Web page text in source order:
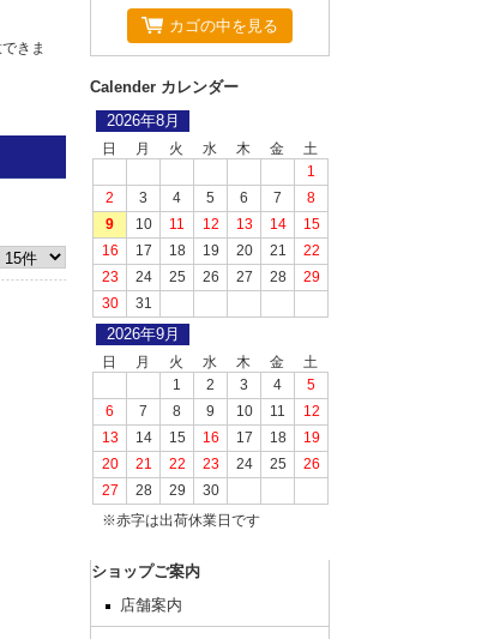
カゴの中を見る
Calender カレンダー
2026年8月
日 月 火 水 木 金 土
1
2
3 4 5 6 7
8
9
10 11 12 13 14
15
16
17 18 19 20 21
22
23
24 25 26 27 28
29
30
31
2026年9月
日 月 火 水 木 金 土
1 2 3 4
5
6
7 8 9 10 11
12
13
14 15 16 17 18
19
20
21 22 23 24 25
26
27
28 29 30
※赤字は出荷休業日です
ショップご案内
店舗案内
きま
りま
出来
の発